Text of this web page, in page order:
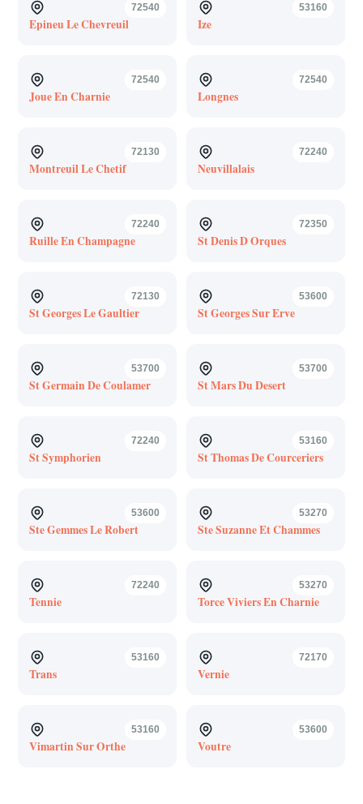
72540
Epineu Le Chevreuil
53160
Ize
72540
Joue En Charnie
72540
Longnes
72130
Montreuil Le Chetif
72240
Neuvillalais
72240
Ruille En Champagne
72350
St Denis D Orques
72130
St Georges Le Gaultier
53600
St Georges Sur Erve
53700
St Germain De Coulamer
53700
St Mars Du Desert
72240
St Symphorien
53160
St Thomas De Courceriers
53600
Ste Gemmes Le Robert
53270
Ste Suzanne Et Chammes
72240
Tennie
53270
Torce Viviers En Charnie
53160
Trans
72170
Vernie
53160
Vimartin Sur Orthe
53600
Voutre